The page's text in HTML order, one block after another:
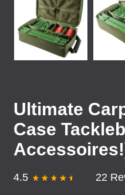
Ultimate
Case
4.5 22